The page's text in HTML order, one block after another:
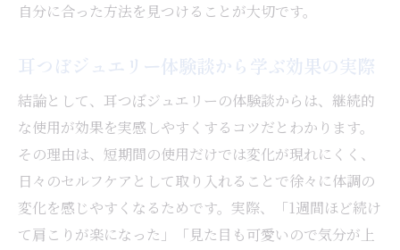
自分に合った方法を見つけることが大切です。
耳つぼジュエリー体験談から学ぶ効果の実際
結論として、耳つぼジュエリーの体験談からは、継続的
な使用が効果を実感しやすくするコツだとわかります。
その理由は、短期間の使用だけでは変化が現れにくく、
日々のセルフケアとして取り入れることで徐々に体調の
変化を感じやすくなるためです。実際、「1週間ほど続け
て肩こりが楽になった」「見た目も可愛いので気分が上